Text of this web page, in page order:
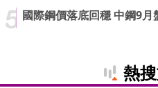
國際鋼價落底回穩 中鋼9月
熱